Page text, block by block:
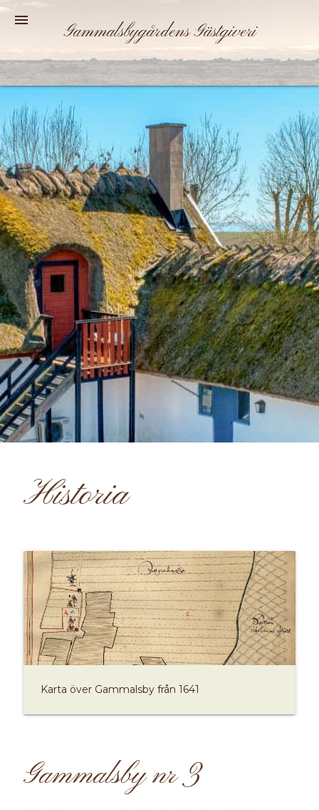
Gammalsbygårdens Gästgiveri
menu
Historia
Karta över Gammalsby från 1641
Gammalsby nr 3